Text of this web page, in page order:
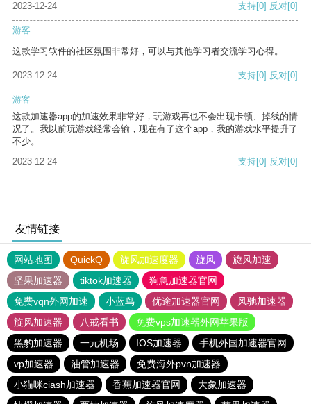
2023-12-24 支持[0] 反对[0]
游客
这款学习软件的社区氛围非常好，可以与其他学习者交流学习心得。
2023-12-24 支持[0] 反对[0]
游客
这款加速器app的加速效果非常好，玩游戏再也不会出现卡顿、掉线的情
况了。我以前玩游戏经常会输，现在有了这个app，我的游戏水平提升了
不少。
2023-12-24
支持[0] 反对[0]
友情链接
网站地图 QuickQ 旋风加速度器 旋风
旋风加速
坚果加速器
tiktok加速器
狗急加速器官网
免费vqn外网加速
小蓝鸟 优途加速器官网
风驰加速器
旋风加速器
八戒看书
免费vps加速器外网苹果版
黑豹加速器
一元机场 IOS加速器
手机外国加速器官网
vp加速器
油管加速器
免费海外pvn加速器
小猫咪ciash加速器
香蕉加速器官网
大象加速器